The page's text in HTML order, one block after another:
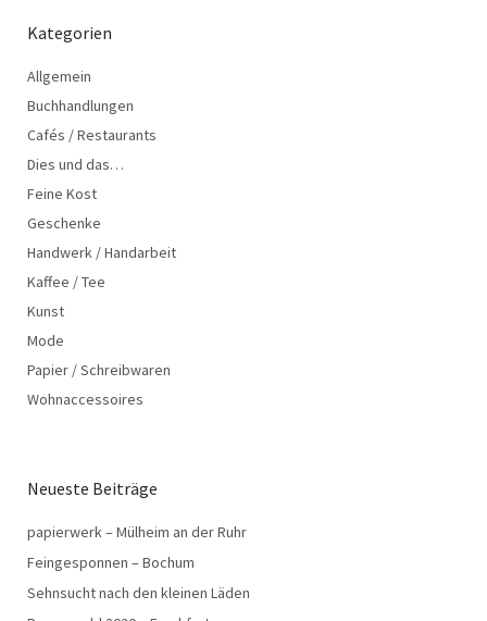
Kategorien
Allgemein
Buchhandlungen
Cafés / Restaurants
Dies und das…
Feine Kost
Geschenke
Handwerk / Handarbeit
Kaffee / Tee
Kunst
Mode
Papier / Schreibwaren
Wohnaccessoires
Neueste Beiträge
papierwerk – Mülheim an der Ruhr
Feingesponnen – Bochum
Sehnsucht nach den kleinen Läden